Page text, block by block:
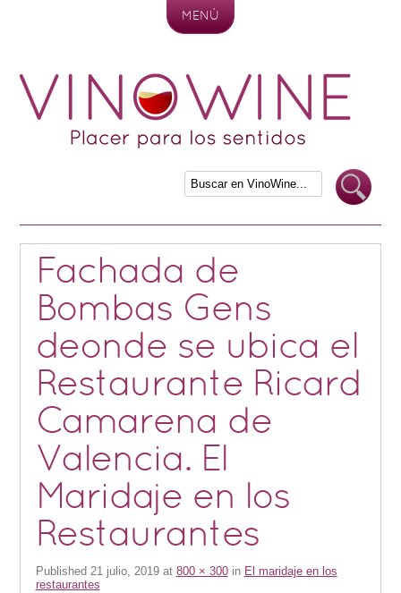
MENÚ
Fachada de
Bombas Gens
deonde se ubica el
Restaurante Ricard
Camarena de
Valencia. El
Maridaje en los
Restaurantes
Published 21 julio, 2019at 800 × 300in El maridaje en los
restaurantes